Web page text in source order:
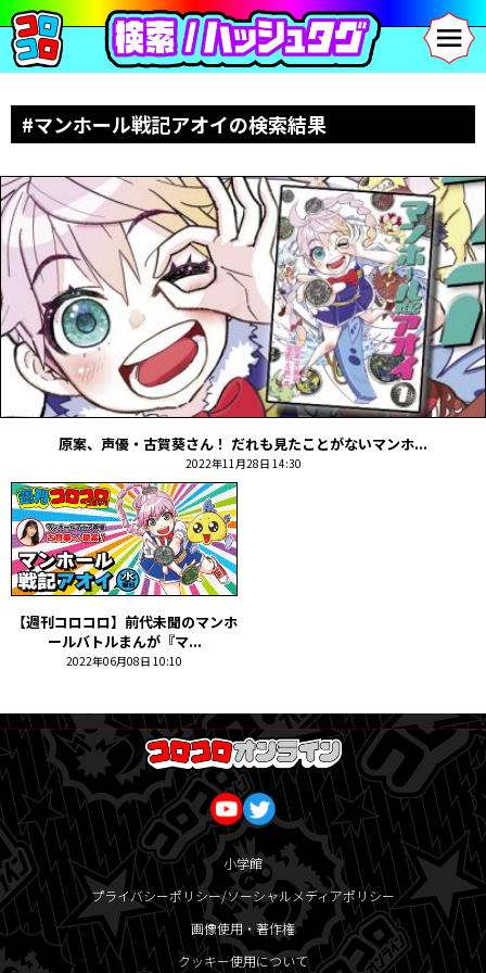
#マンホール戦記アオイの検索結果
原案、声優・古賀葵さん！ だれも見たことがないマンホ...
2022年11月28日 14:30
【週刊コロコロ】前代未聞のマンホ
ールバトルまんが『マ...
2022年06月08日 10:10
小学館
プライバシーポリシー/ソーシャルメディアポリシー
画像使用・著作権
クッキー使用について